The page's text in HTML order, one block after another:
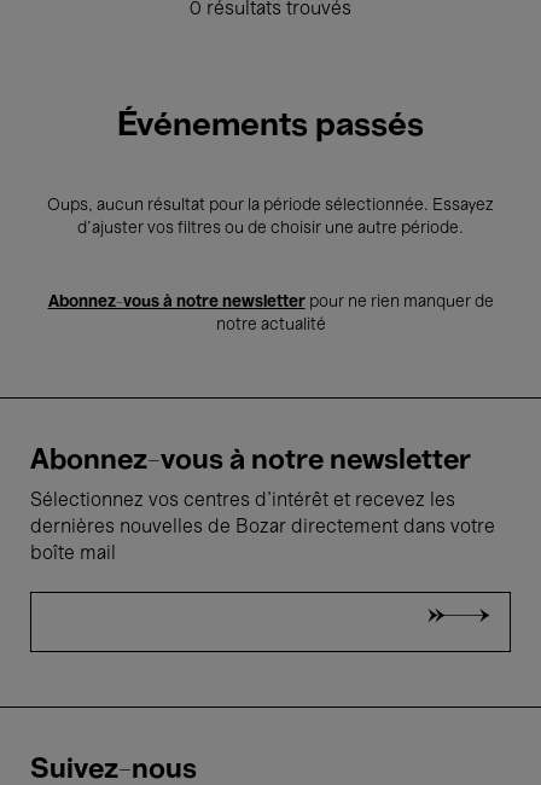
0 résultats trouvés
Événements passés
Oups, aucun résultat pour la période sélectionnée. Essayez
d’ajuster vos filtres ou de choisir une autre période.
Abonnez-vous à notre newsletterpour ne rien manquer de
notre actualité
Abonnez-vous à notre newsletter
Sélectionnez vos centres d'intérêt et recevez les
dernières nouvelles de Bozar directement dans votre
boîte mail
Suivez-nous